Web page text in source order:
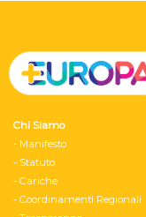
Chi Siamo
- Manifesto
- Statuto
- Cariche
- Coordinamenti Regionali